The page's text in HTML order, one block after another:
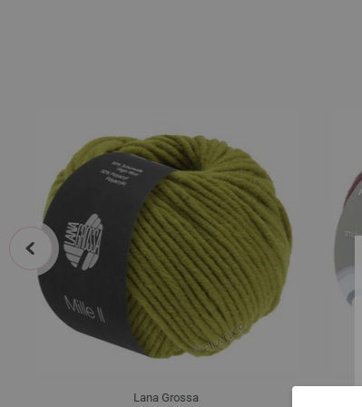
Lana Grossa
prev